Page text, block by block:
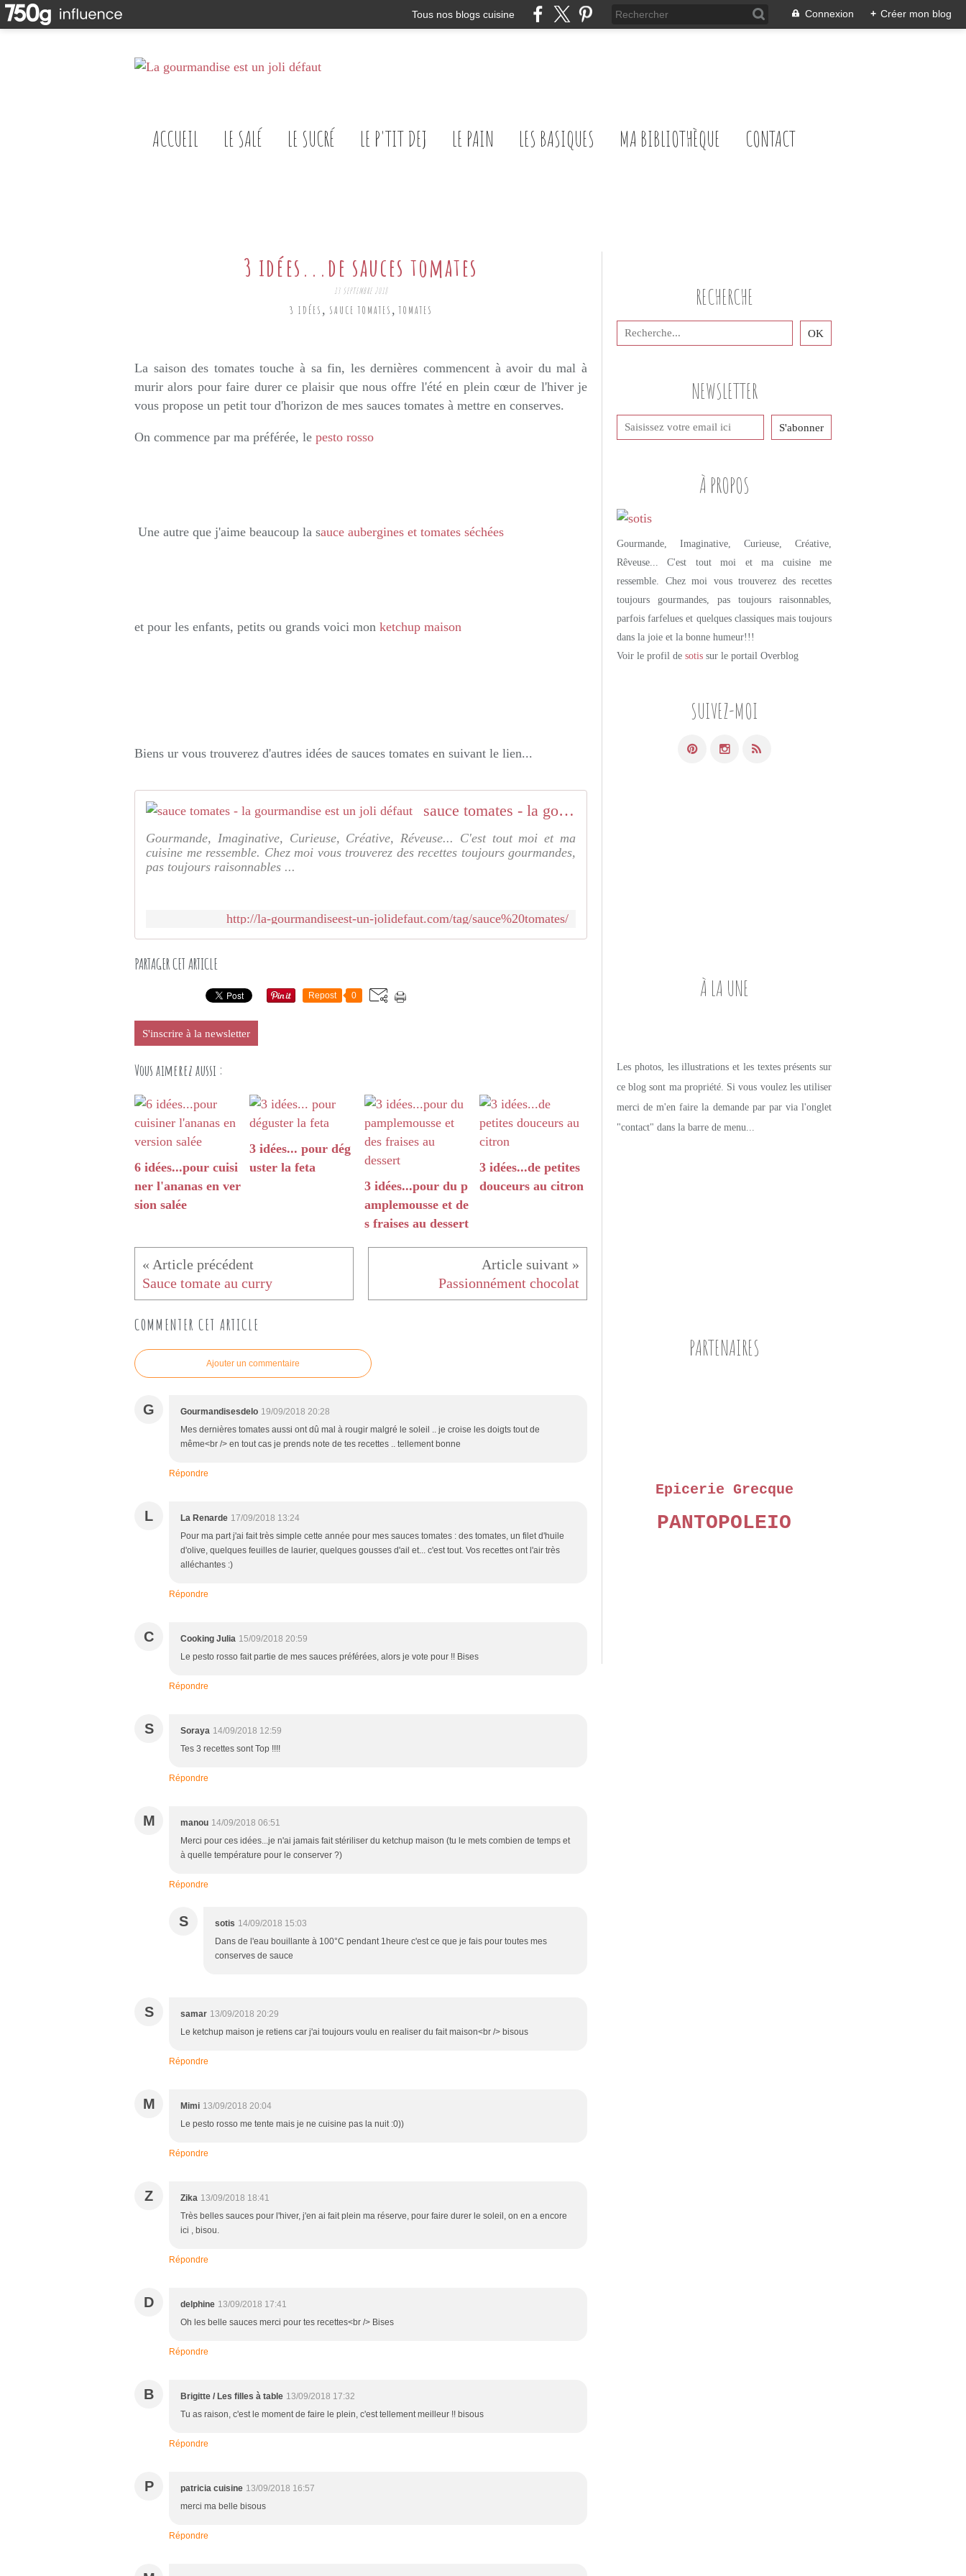
Tous nos blogs cuisine Connexion + Créer mon blog
ACCUEIL LE SALÉ LE SUCRÉ LE P'TIT DEJ LE PAIN LES BASIQUES MA BIBLIOTHÈQUE CONTACT
3 idées...de sauces tomates
13 SEPTEMBRE 2018
3 IDÉES , SAUCE TOMATES ,TOMATES
La saison des tomates touche à sa fin, les dernières commencent à avoir du mal à
murir alors pour faire durer ce plaisir que nous offre l'été en plein cœur de l'hiver je
vous propose un petit tour d'horizon de mes sauces tomates à mettre en conserves.
On commence par ma préférée, le pesto rosso
Une autre que j'aime beaucoup la sauce aubergines et tomates séchées
et pour les enfants, petits ou grands voici mon ketchup maison
Biens ur vous trouverez d'autres idées de sauces tomates en suivant le lien...
sauce tomates - la gourmandise est un joli défaut
Gourmande, Imaginative, Curieuse, Créative, Réveuse... C'est tout moi et ma
cuisine me ressemble. Chez moi vous trouverez des recettes toujours gourmandes,
pas toujours raisonnables ...
http://la-gourmandiseest-un-jolidefaut.com/tag/sauce%20tomates/
PARTAGER CET ARTICLE
Repost 0
S'inscrire à la newsletter
Vous aimerez aussi :
6 idées...pour cuisi
ner l'ananas en ver
sion salée
3 idées... pour dég
uster la feta
3 idées...pour du p
amplemousse et de
s fraises au dessert
3 idées...de petites
douceurs au citron
Sauce tomate au curry Passionnément chocolat
COMMENTER CET ARTICLE
Ajouter un commentaire
G Gourmandisesdelo 19/09/2018 20:28
Mes dernières tomates aussi ont dû mal à rougir malgré le soleil .. je croise les doigts tout de
même<br /> en tout cas je prends note de tes recettes .. tellement bonne
Répondre
L La Renarde 17/09/2018 13:24
Pour ma part j'ai fait très simple cette année pour mes sauces tomates : des tomates, un filet d'huile
d'olive, quelques feuilles de laurier, quelques gousses d'ail et... c'est tout. Vos recettes ont l'air très
alléchantes :)
Répondre
C Cooking Julia 15/09/2018 20:59
Le pesto rosso fait partie de mes sauces préférées, alors je vote pour !! Bises
Répondre
S Soraya 14/09/2018 12:59
Tes 3 recettes sont Top !!!!
Répondre
M manou 14/09/2018 06:51
Merci pour ces idées...je n'ai jamais fait stériliser du ketchup maison (tu le mets combien de temps et
à quelle température pour le conserver ?)
Répondre
S sotis 14/09/2018 15:03
Dans de l'eau bouillante à 100°C pendant 1heure c'est ce que je fais pour toutes mes
conserves de sauce
S samar 13/09/2018 20:29
Le ketchup maison je retiens car j'ai toujours voulu en realiser du fait maison<br /> bisous
Répondre
M Mimi 13/09/2018 20:04
Le pesto rosso me tente mais je ne cuisine pas la nuit :0))
Répondre
Z Zika 13/09/2018 18:41
Très belles sauces pour l'hiver, j'en ai fait plein ma réserve, pour faire durer le soleil, on en a encore
ici , bisou.
Répondre
D delphine 13/09/2018 17:41
Oh les belle sauces merci pour tes recettes<br /> Bises
Répondre
B Brigitte / Les filles à table 13/09/2018 17:32
Tu as raison, c'est le moment de faire le plein, c'est tellement meilleur !! bisous
Répondre
P patricia cuisine 13/09/2018 16:57
merci ma belle bisous
Répondre
NEWSLETTER
SUIVEZ-MOI
RECHERCHE
À PROPOS
Gourmande, Imaginative, Curieuse, Créative,
Rêveuse... C'est tout moi et ma cuisine me
ressemble. Chez moi vous trouverez des recettes
toujours gourmandes, pas toujours raisonnables,
parfois farfelues et quelques classiques mais toujours
dans la joie et la bonne humeur!!!
Voir le profil de sotis sur le portail Overblog
À LA UNE
Les photos, les illustrations et les textes présents sur
ce blog sont ma propriété. Si vous voulez les utiliser
merci de m'en faire la demande par par via l'onglet
"contact" dans la barre de menu...
PARTENAIRES
Epicerie Grecque
PANTOPOLEIO